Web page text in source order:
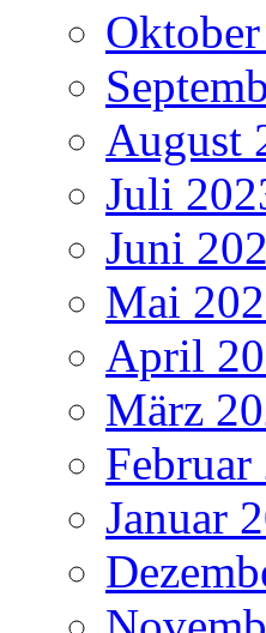
August
Juli
Juni
Mai
April
März
Februar
Januar